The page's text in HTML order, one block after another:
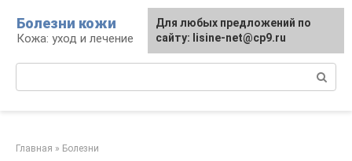
контенту
Болезни кожи
Кожа: уход и лечение
Главная » Болезни
Для любых предложений по
сайту: lisine-net@cp9.ru